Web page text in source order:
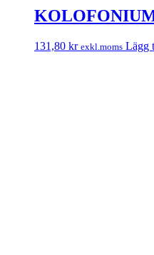
131,80 kr exkl.moms Lägg